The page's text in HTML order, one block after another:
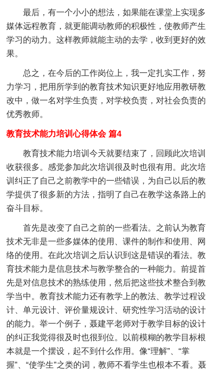
最后，有一个小小的想法，如果能在课堂上实现多
媒体远程教育，就更能调动教师的积极性，使教师产生
学习的动力。这样教师就能主动的去学，收到更好的效
果。
总之，在今后的工作岗位上，我一定扎实工作，努
力学习，把用所学到的教育技术知识更好地应用教研教
改中，做一名对学生负责，对学校负责，对社会负责的
优秀教师。
教育技术能力培训心得体会 篇4
教育技术能力培训今天就要结束了，回顾此次培训
收获很多。感觉参加此次培训很及时也很有用。此次培
训纠正了自己之前教学中的一些错误，为自己以后的教
学提供了很多新的方法，指明了自己在教学这条路上的
奋斗目标。
首先是改变了自己之前的一些看法。之前认为教育
技术无非是一些多媒体的使用、课件的制作和使用、网
络的使用。在此次培训之后认识到这是错误的看法。教
育技术能力是信息技术与教学整合的一种能力。前提首
先是对信息技术的熟练使用，然后把这些技术整合到教
学当中。教育技术能力还有教学上的教法、教学过程设
计、单元设计、评价量规设计、研究性学习活动的设计
的能力。举一个例子，聂建平老师对于教学目标的设计
的纠正我觉得很及时也很到位。以前模糊的教学目标根
本就是一个摆设，起不到什么作用。像“理解”、“掌
握”、“使学生”之类的词，教师不看学生也根本不看。聂